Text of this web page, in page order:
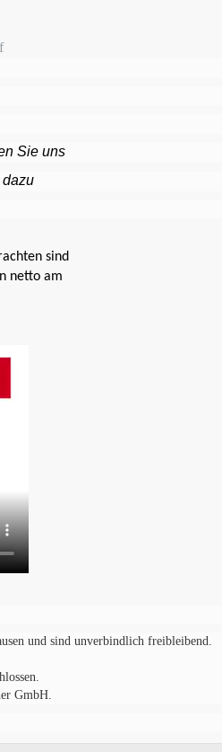
Sie uns
sind
netto am
und sind unverbindlich freibleibend.
GmbH.